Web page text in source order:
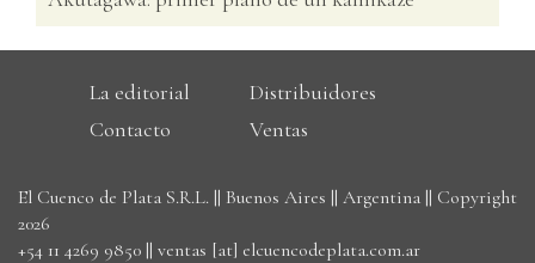
La editorial
Distribuidores
Contacto
Ventas
El Cuenco de Plata S.R.L. || Buenos Aires || Argentina || Copyright
2026
+54 11 4269 9850 || ventas [at] elcuencodeplata.com.ar